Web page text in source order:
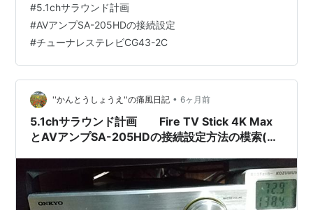
せん。 5.1chサラウンド計画の「さ」 休みの日に、子供
と一緒に家族団らんの時間には、映画やアニメをよく観
ます。 5.1chサラウンド対応の映画とか、やはり、迫力と
没入感が違います。 最近流行のサウンドバーにも興味が
ありますが、疑似的サラウンド環境と、後ろに本当…
#5.1chサラウンド計画
#AVアンプSA-205HDの接続設定
#チューナレステレビCG43-2C
''かんとうしょうえ''の痛風日記 • 6ヶ月前
5.1chサラウンド計画 Fire TV Stick 4K Max
とAVアンプSA-205HDの接続設定方法の模索(手